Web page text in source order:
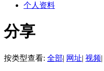
个人资料
分享
按类型查看: 全部| 网址| 视频|